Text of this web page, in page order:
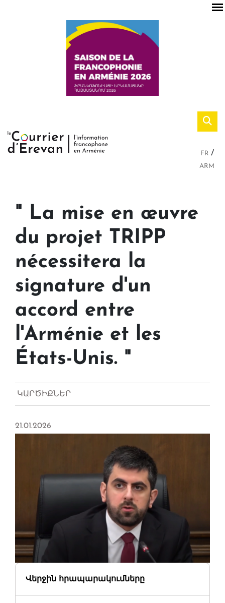
FR
ARM
" La mise en œuvre
du projet TRIPP
nécessitera la
signature d'un
accord entre
l'Arménie et les
États-Unis. "
ԿԱՐԾԻՔՆԵՐ
21.01.2026
Վերջին հրապարակումները